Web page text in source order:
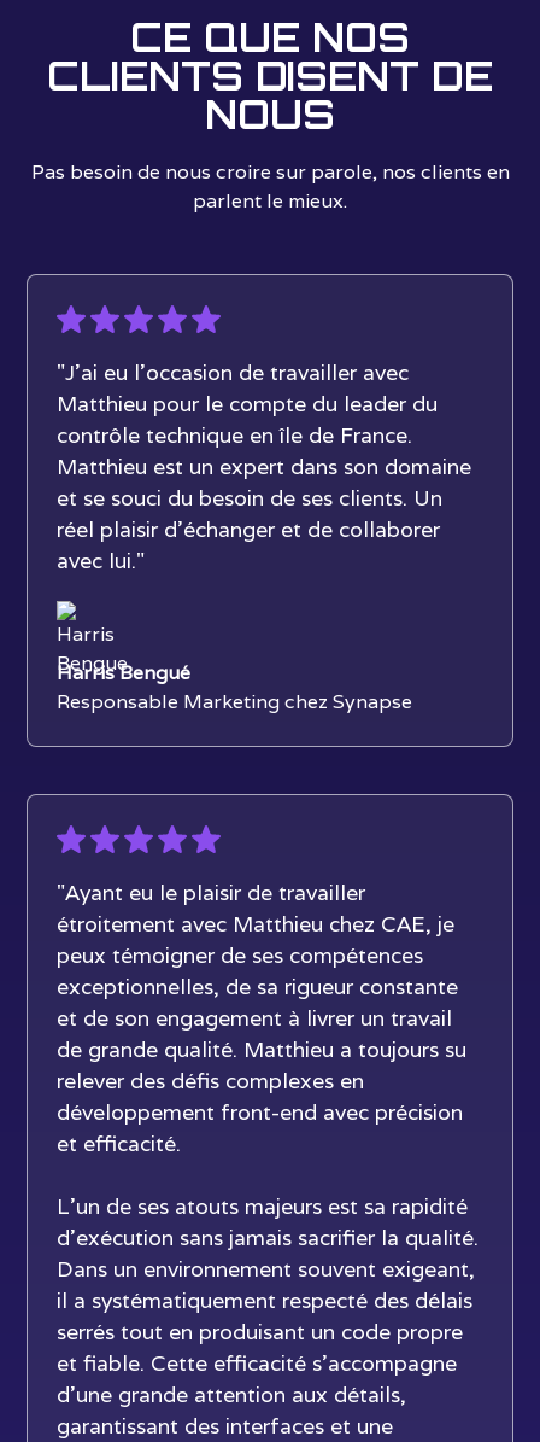
CE QUE NOS
CLIENTS DISENT DE
NOUS
Pas besoin de nous croire sur parole, nos clients en
parlent le mieux.
"J’ai eu l’occasion de travailler avec
Matthieu pour le compte du leader du
contrôle technique en île de France.
Matthieu est un expert dans son domaine
et se souci du besoin de ses clients. Un
réel plaisir d’échanger et de collaborer
avec lui."
Harris Bengué
Responsable Marketing chez Synapse
"Ayant eu le plaisir de travailler
étroitement avec Matthieu chez CAE, je
peux témoigner de ses compétences
exceptionnelles, de sa rigueur constante
et de son engagement à livrer un travail
de grande qualité. Matthieu a toujours su
relever des défis complexes en
développement front-end avec précision
et efficacité.
L’un de ses atouts majeurs est sa rapidité
d’exécution sans jamais sacrifier la qualité.
Dans un environnement souvent exigeant,
il a systématiquement respecté des délais
serrés tout en produisant un code propre
et fiable. Cette efficacité s’accompagne
d’une grande attention aux détails,
garantissant des interfaces et une